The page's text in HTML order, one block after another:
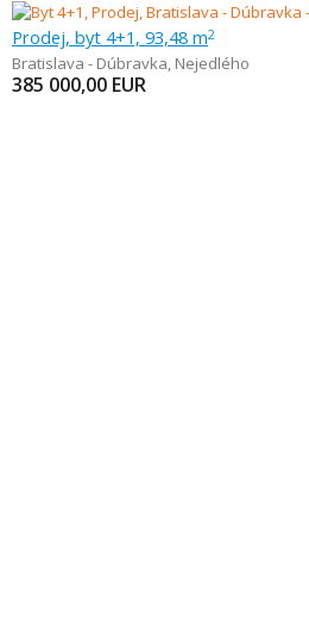
Prodej, byt 4+1, 93,48 m2
Bratislava - Dúbravka, Nejedlého
385 000,00 EUR